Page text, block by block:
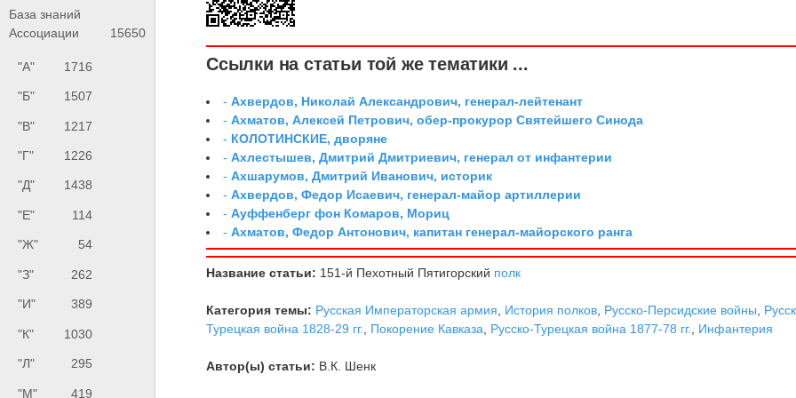
База знаний
Ассоциации
15650
"А" 1716
"Б" 1507
"В" 1217
"Г" 1226
"Д" 1438
"Е" 114
"Ж" 54
"З" 262
"И" 389
"К" 1030
"Л" 295
"М" 419
Ссылки на статьи той же тематики ...
-Ахвердов, Николай Александрович, генерал-лейтенант
-Ахматов, Алексей Петрович, обер-прокурор Святейшего Синода
- КОЛОТИНСКИЕ, дворяне
-Ахлестышев, Дмитрий Дмитриевич, генерал от инфантерии
-Ахшарумов, Дмитрий Иванович, историк
-Ахвердов, Федор Исаевич, генерал-майор артиллерии
-Ауффенберг фон Комаров, Мориц
-Ахматов, Федор Антонович, капитан генерал-майорского ранга
Название статьи: 151-й Пехотный Пятигорский полк
Категория темы: Русская Императорская армия История полков Русско-Персидские войны
Турецкая война 1828-29 гг.
Покорение Кавказа Русско-Турецкая война 1877-78 гг. Инфантерия
Автор(ы) статьи: В.К. Шенк